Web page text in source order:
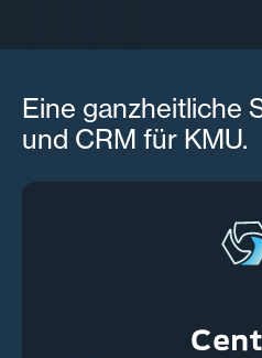
Eine ganzheitliche
und CRM für KMU.